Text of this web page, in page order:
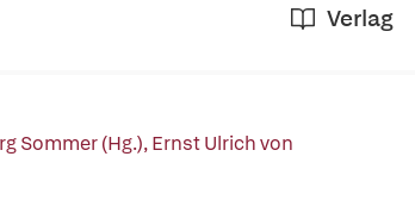
Verlag
Sommer (Hg.),Ernst Ulrich von